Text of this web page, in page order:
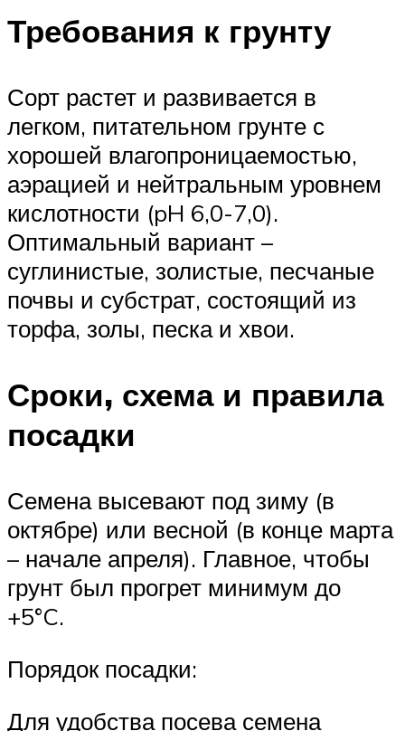
Требования к грунту
Сорт растет и развивается в
легком, питательном грунте с
хорошей влагопроницаемостью,
аэрацией и нейтральным уровнем
кислотности (pH 6,0-7,0).
Оптимальный вариант –
суглинистые, золистые, песчаные
почвы и субстрат, состоящий из
торфа, золы, песка и хвои.
Сроки, схема и правила
посадки
Семена высевают под зиму (в
октябре) или весной (в конце марта
– начале апреля). Главное, чтобы
грунт был прогрет минимум до
+5°C.
Порядок посадки:
Для удобства посева семена